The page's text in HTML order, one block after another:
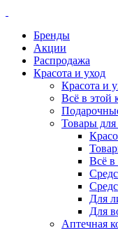
Бренды
Акции
Распродажа
Красота и уход
Красота и
Всё в этой
Товары
Всё в
Для
Для
Аптечная